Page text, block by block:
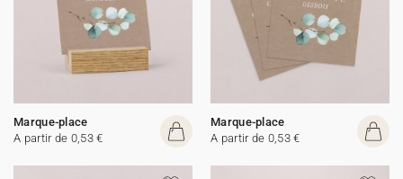
Marque-place
A partir de 0,53 €
Marque-place
A partir de 0,53 €